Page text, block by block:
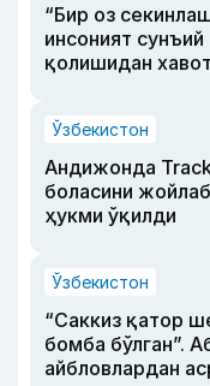
“Бир оз
инсоният
қолишидан
Ўзбекистон
Андижонда
боласини
ҳукми ўқилди
Ўзбекистон
“Саккиз қатор
бомба бўлган”.
айбловлардан